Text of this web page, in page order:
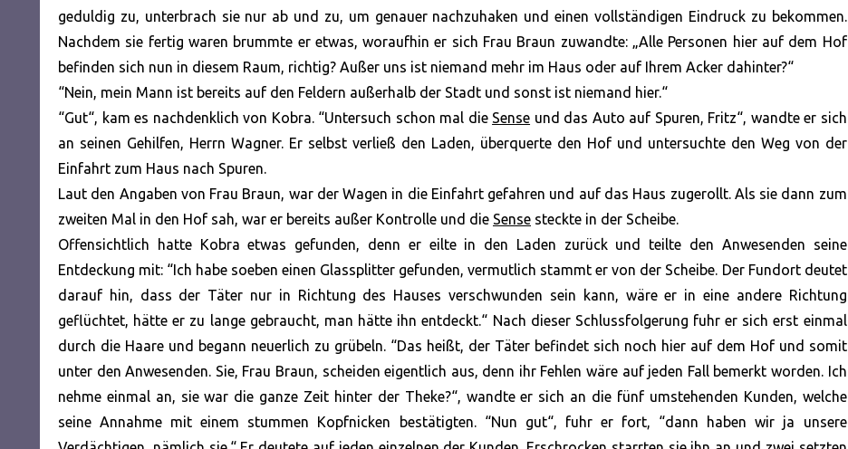
geduldig zu, unterbrach sie nur ab und zu, um genauer nachzuhaken und einen vollständigen Eindruck zu bekommen.
Nachdem sie fertig waren brummte er etwas, woraufhin er sich Frau Braun zuwandte: „Alle Personen hier auf dem Hof
befinden sich nun in diesem Raum, richtig? Außer uns ist niemand mehr im Haus oder auf Ihrem Acker dahinter?“
“Nein, mein Mann ist bereits auf den Feldern außerhalb der Stadt und sonst ist niemand hier.“
“Gut“, kam es nachdenklich von Kobra. “Untersuch schon mal die Sense und das Auto auf Spuren, Fritz“, wandte er sich
an seinen Gehilfen, Herrn Wagner. Er selbst verließ den Laden, überquerte den Hof und untersuchte den Weg von der
Einfahrt zum Haus nach Spuren.
Laut den Angaben von Frau Braun, war der Wagen in die Einfahrt gefahren und auf das Haus zugerollt. Als sie dann zum
zweiten Mal in den Hof sah, war er bereits außer Kontrolle und die Sense steckte in der Scheibe.
Offensichtlich hatte Kobra etwas gefunden, denn er eilte in den Laden zurück und teilte den Anwesenden seine
Entdeckung mit: “Ich habe soeben einen Glassplitter gefunden, vermutlich stammt er von der Scheibe. Der Fundort deutet
darauf hin, dass der Täter nur in Richtung des Hauses verschwunden sein kann, wäre er in eine andere Richtung
geflüchtet, hätte er zu lange gebraucht, man hätte ihn entdeckt.“ Nach dieser Schlussfolgerung fuhr er sich erst einmal
durch die Haare und begann neuerlich zu grübeln. “Das heißt, der Täter befindet sich noch hier auf dem Hof und somit
unter den Anwesenden. Sie, Frau Braun, scheiden eigentlich aus, denn ihr Fehlen wäre auf jeden Fall bemerkt worden. Ich
nehme einmal an, sie war die ganze Zeit hinter der Theke?“, wandte er sich an die fünf umstehenden Kunden, welche
seine Annahme mit einem stummen Kopfnicken bestätigten. “Nun gut“, fuhr er fort, “dann haben wir ja unsere